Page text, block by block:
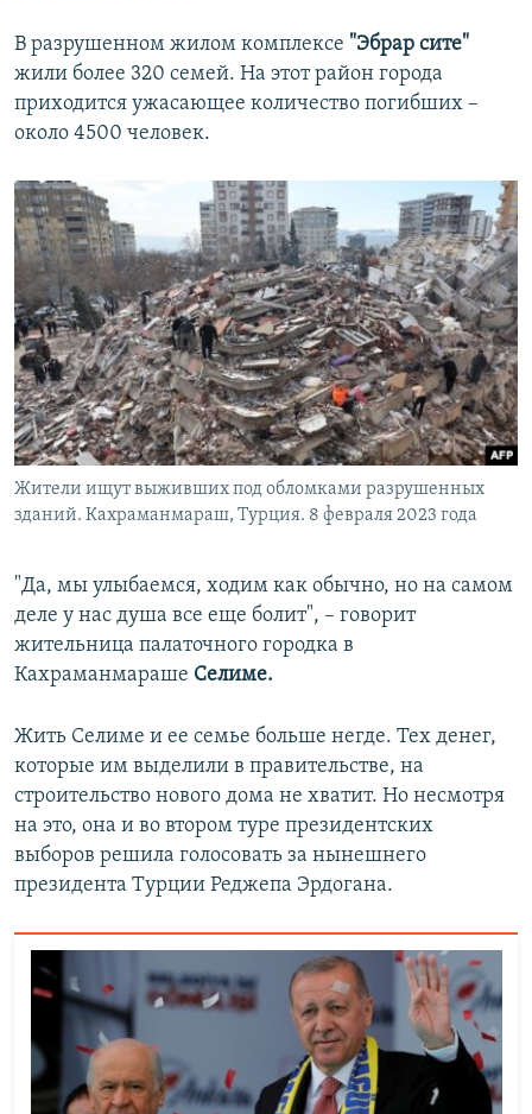
В разрушенном жилом комплексе "Эбрар сите"
жили более 320 семей. На этот район города
приходится ужасающее количество погибших –
около 4500 человек.
Жители ищут выживших под обломками разрушенных
зданий. Кахраманмараш, Турция. 8 февраля 2023 года
"Да, мы улыбаемся, ходим как обычно, но на самом
деле у нас душа все еще болит", – говорит
жительница палаточного городка в
Кахраманмараше Селиме.
Жить Селиме и ее семье больше негде. Тех денег,
которые им выделили в правительстве, на
строительство нового дома не хватит. Но несмотря
на это, она и во втором туре президентских
выборов решила голосовать за нынешнего
президента Турции Реджепа Эрдогана.